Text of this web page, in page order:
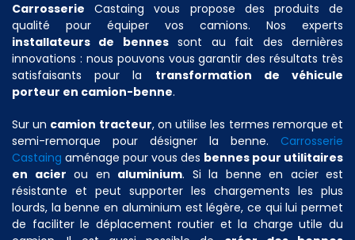
Carrosserie Castaing vous propose des produits de
qualité pour équiper vos camions. Nos experts
installateurs de bennessont au fait des dernières
innovations : nous pouvons vous garantir des résultats très
satisfaisants pour la transformation de véhicule
porteur en camion-benne.
Sur un camion tracteur, on utilise les termes remorque et
semi-remorque pour désigner la benne. Carrosserie
Castaing aménage pour vous des bennes pour utilitaires
en acier ou en aluminium. Si la benne en acier est
résistante et peut supporter les chargements les plus
lourds, la benne en aluminium est légère, ce qui lui permet
de faciliter le déplacement routier et la charge utile du